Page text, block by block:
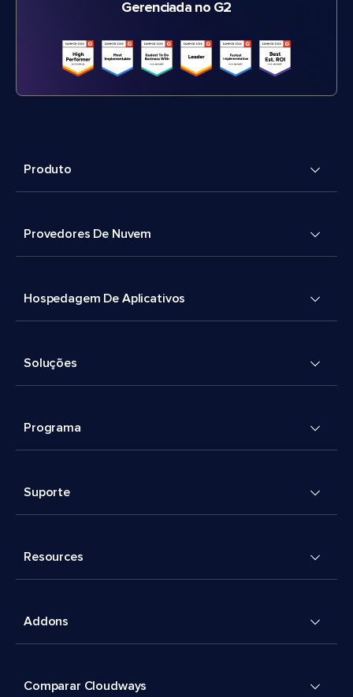
Gerenciada no G2
Produto
Provedores De Nuvem
Hospedagem De Aplicativos
Soluções
Programa
Suporte
Resources
Addons
Comparar Cloudways